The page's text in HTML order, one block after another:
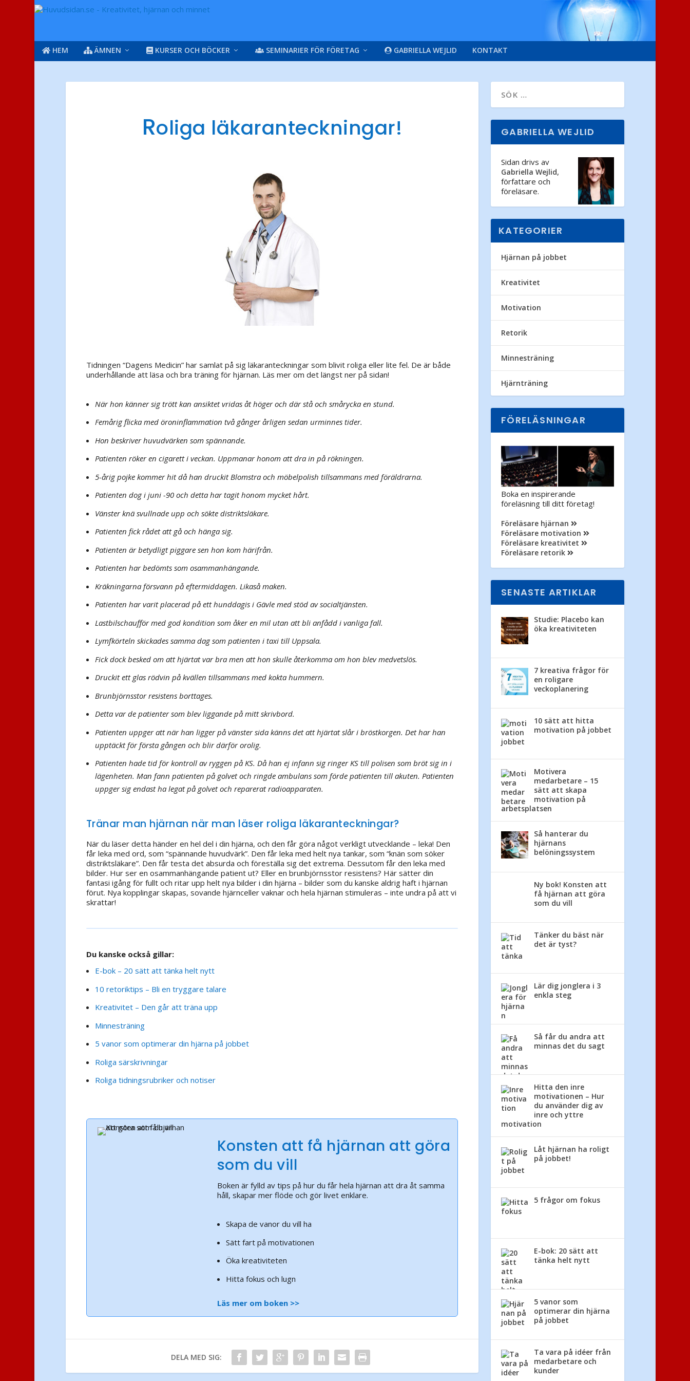
HEM ÄMNEN KURSER OCH BÖCKER SEMINARIER FÖR FÖRETAG GABRIELLA WEJLID KONTAKT
Roliga läkaranteckningar!
Tidningen “Dagens Medicin” har samlat på sig läkaranteckningar som blivit roliga eller lite fel. De är både
underhållande att läsa och bra träning för hjärnan. Läs mer om det längst ner på sidan!
När hon känner sig trött kan ansiktet vridas åt höger och där stå och smårycka en stund.
Femårig flicka med öroninflammation två gånger årligen sedan urminnes tider.
Hon beskriver huvudvärken som spännande.
Patienten röker en cigarett i veckan. Uppmanar honom att dra in på rökningen.
5-årig pojke kommer hit då han druckit Blomstra och möbelpolish tillsammans med föräldrarna.
Patienten dog i juni -90 och detta har tagit honom mycket hårt.
Vänster knä svullnade upp och sökte distriktsläkare.
Patienten fick rådet att gå och hänga sig.
Patienten är betydligt piggare sen hon kom härifrån.
Patienten har bedömts som osammanhängande.
Kräkningarna försvann på eftermiddagen. Likaså maken.
Patienten har varit placerad på ett hunddagis i Gävle med stöd av socialtjänsten.
Lastbilschaufför med god kondition som åker en mil utan att bli anfådd i vanliga fall.
Lymfkörteln skickades samma dag som patienten i taxi till Uppsala.
Fick dock besked om att hjärtat var bra men att hon skulle återkomma om hon blev medvetslös.
Druckit ett glas rödvin på kvällen tillsammans med kokta hummern.
Brunbjörnsstor resistens borttages.
Detta var de patienter som blev liggande på mitt skrivbord.
Patienten uppger att när han ligger på vänster sida känns det att hjärtat slår i bröstkorgen. Det har han
upptäckt för första gången och blir därför orolig.
Patienten hade tid för kontroll av ryggen på KS. Då han ej infann sig ringer KS till polisen som bröt sig in i
lägenheten. Man fann patienten på golvet och ringde ambulans som förde patienten till akuten. Patienten
uppger sig endast ha legat på golvet och reparerat radioapparaten.
Tränar man hjärnan när man läser roliga läkaranteckningar?
När du läser detta händer en hel del i din hjärna, och den får göra något verkligt utvecklande – leka! Den
får leka med ord, som “spännande huvudvärk”. Den får leka med helt nya tankar, som “knän som söker
distriktsläkare”. Den får testa det absurda och föreställa sig det extrema. Dessutom får den leka med
bilder. Hur ser en osammanhängande patient ut? Eller en brunbjörnsstor resistens? Här sätter din
fantasi igång för fullt och ritar upp helt nya bilder i din hjärna – bilder som du kanske aldrig haft i hjärnan
förut. Nya kopplingar skapas, sovande hjärnceller vaknar och hela hjärnan stimuleras – inte undra på att vi
skrattar!
Du kanske också gillar:
E-bok – 20 sätt att tänka helt nytt
10 retoriktips – Bli en tryggare talare
Kreativitet – Den går att träna upp
Minnesträning
5 vanor som optimerar din hjärna på jobbet
Roliga särskrivningar
Roliga tidningsrubriker och notiser
Konsten att få hjärnan att göra
som du vill
Boken är fylld av tips på hur du får hela hjärnan att dra åt samma
håll, skapar mer flöde och gör livet enklare.
Skapa de vanor du vill ha
Sätt fart på motivationen
Öka kreativiteten
Hitta fokus och lugn
Läs mer om boken >>
DELA MED SIG:
GABRIELLA WEJLID
Sidan drivs av
Gabriella Wejlid,
författare och
föreläsare.
KATEGORIER
Hjärnan på jobbet
Kreativitet
Motivation
Retorik
Minnesträning
Hjärnträning
FÖRELÄSNINGAR
Boka en inspirerande
föreläsning till ditt företag!
Föreläsare hjärnan
Föreläsare motivation
Föreläsare kreativitet
Föreläsare retorik
SENASTE ARTIKLAR
Studie: Placebo kan
öka kreativiteten
7 kreativa frågor för
en roligare
veckoplanering
10 sätt att hitta
motivation på jobbet
Motivera
medarbetare – 15
sätt att skapa
motivation på
arbetsplatsen
Så hanterar du
hjärnans
belöningssystem
Ny bok! Konsten att
få hjärnan att göra
som du vill
Tänker du bäst när
det är tyst?
Lär dig jonglera i 3
enkla steg
Så får du andra att
minnas det du sagt
Hitta den inre
motivationen – Hur
du använder dig av
inre och yttre
motivation
Låt hjärnan ha roligt
på jobbet!
5 frågor om fokus
E-bok: 20 sätt att
tänka helt nytt
5 vanor som
optimerar din hjärna
på jobbet
Ta vara på idéer från
medarbetare och
kunder